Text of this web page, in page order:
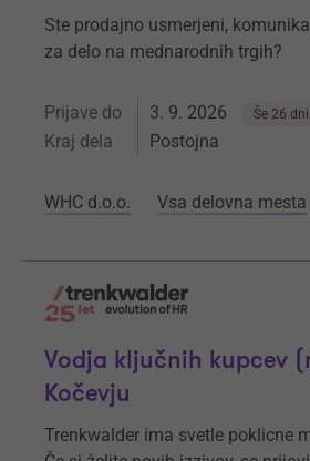
Ste prodajno usmerjeni,
za delo na mednarodnih trgih?
Prijave do 3. 9. 2026 Še 26 dni
Kraj dela Postojna
WHC d.o.o. Vsa delovna mesta
Vodja ključnih kupcev
Kočevju
Trenkwalder ima svetle poklicne